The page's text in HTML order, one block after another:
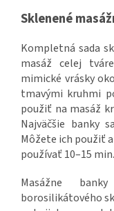
Sklenené
Kompletná sada
masáž celej
mimické vrásky
tmavými kruhmi
použiť na masáž
Najväčšie banky
Môžete ich použiť
používať 10–15
Masážne
borosilikátového